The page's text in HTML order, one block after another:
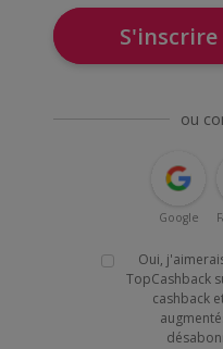
ou
Google
Oui,
TopCashback
cashback